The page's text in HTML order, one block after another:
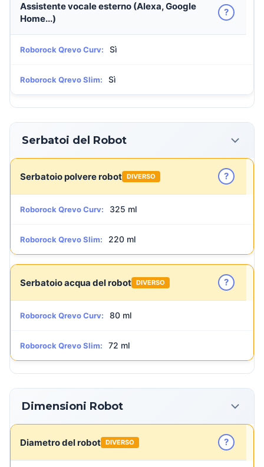
Assistente vocale esterno (Alexa, Google
Home...)
?
Roborock Qrevo Curv: Sì
Roborock Qrevo Slim: Sì
Serbatoi del Robot
Serbatoio polvere robot DIVERSO ?
Roborock Qrevo Curv: 325 ml
Roborock Qrevo Slim: 220 ml
Serbatoio acqua del robot DIVERSO ?
Roborock Qrevo Curv: 80 ml
Roborock Qrevo Slim: 72 ml
Dimensioni Robot
Diametro del robot DIVERSO ?